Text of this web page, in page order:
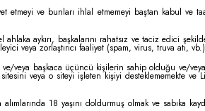
etmeyi ve bunları ihlal etmemeyi baştan kabul
aykırı, başkalarını rahatsız ve taciz edici
veya zorlaştırıcı faaliyet (spam, virus, truva atı,
veya başkaca üçüncü kişilerin sahip olduğu ve/
veya o siteyi işleten kişiyi
18 yaşını doldurmuş olmak ve sabıka